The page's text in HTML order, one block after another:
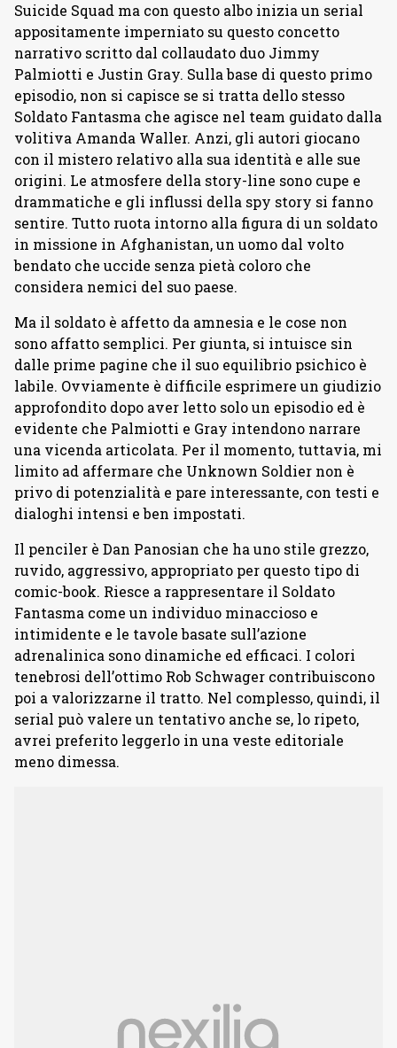
Suicide Squad ma con questo albo inizia un serial
appositamente imperniato su questo concetto
narrativo scritto dal collaudato duo Jimmy
Palmiotti e Justin Gray. Sulla base di questo primo
episodio, non si capisce se si tratta dello stesso
Soldato Fantasma che agisce nel team guidato dalla
volitiva Amanda Waller. Anzi, gli autori giocano
con il mistero relativo alla sua identità e alle sue
origini. Le atmosfere della story-line sono cupe e
drammatiche e gli influssi della spy story si fanno
sentire. Tutto ruota intorno alla figura di un soldato
in missione in Afghanistan, un uomo dal volto
bendato che uccide senza pietà coloro che
considera nemici del suo paese.
Ma il soldato è affetto da amnesia e le cose non
sono affatto semplici. Per giunta, si intuisce sin
dalle prime pagine che il suo equilibrio psichico è
labile. Ovviamente è difficile esprimere un giudizio
approfondito dopo aver letto solo un episodio ed è
evidente che Palmiotti e Gray intendono narrare
una vicenda articolata. Per il momento, tuttavia, mi
limito ad affermare che Unknown Soldier non è
privo di potenzialità e pare interessante, con testi e
dialoghi intensi e ben impostati.
Il penciler è Dan Panosian che ha uno stile grezzo,
ruvido, aggressivo, appropriato per questo tipo di
comic-book. Riesce a rappresentare il Soldato
Fantasma come un individuo minaccioso e
intimidente e le tavole basate sull’azione
adrenalinica sono dinamiche ed efficaci. I colori
tenebrosi dell’ottimo Rob Schwager contribuiscono
poi a valorizzarne il tratto. Nel complesso, quindi, il
serial può valere un tentativo anche se, lo ripeto,
avrei preferito leggerlo in una veste editoriale
meno dimessa.